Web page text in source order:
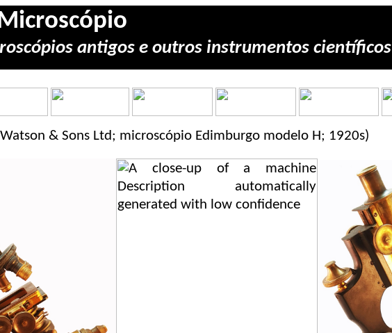
antigos e outros instrumentos científicos
& Sons Ltd; microscópio Edimburgo modelo H; 1920s)